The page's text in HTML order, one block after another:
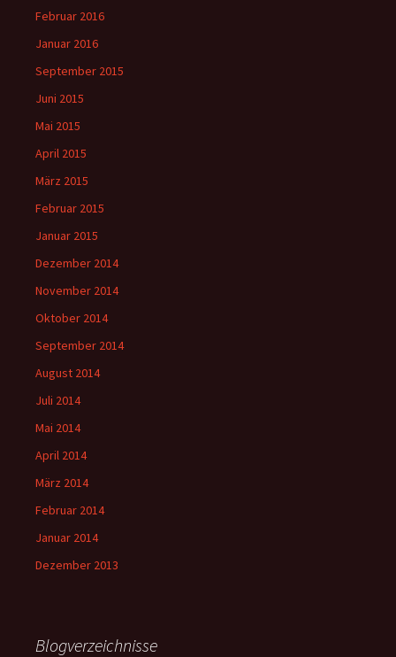
Februar 2016
Januar 2016
September 2015
Juni 2015
Mai 2015
April 2015
März 2015
Februar 2015
Januar 2015
Dezember 2014
November 2014
Oktober 2014
September 2014
August 2014
Juli 2014
Mai 2014
April 2014
März 2014
Februar 2014
Januar 2014
Dezember 2013
Blogverzeichnisse